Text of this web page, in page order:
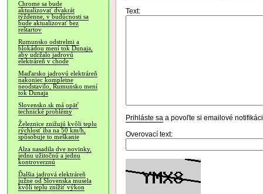
Chrome sa bude
aktualizovať dvakrát
týždenne, v budúcnosti sa
bude aktualizovať bez
reštartov
Rumunsko odstrelmi a
blokádou mení tok Dunaja,
aby udržalo jadrovú
elektráreň v chode
Maďarsko jadrovú elektráreň
nakoniec kompletne
neodstavilo, Rumunsko mení
tok Dunaja
Slovensko.sk má opäť
technické problémy
Železnice znižujú kvôli teplu
rýchlosť iba na 50 km/h,
spôsobuje to meškanie
Alza nasadila dve novinky,
jednu užitočnú a jednu
kontroverznú
Ďalšia jadrová elektráreň
južne od Slovenska musela
kvôli teplu znížiť výkon
Text:
Prihláste sa a povoľte si emailové
Overovací text: